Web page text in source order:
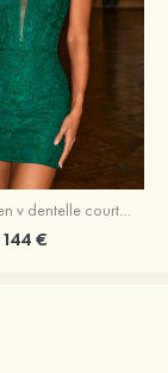
Fourreau col en v dentelle courte/mini robe de fête de la rentré avec perles
144 €